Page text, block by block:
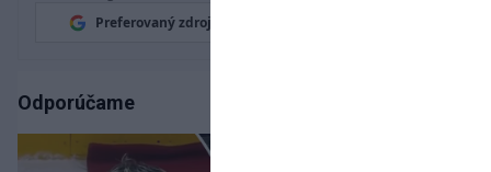
Preferovaný zdroj
Odporúčame